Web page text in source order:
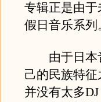
专辑正是由
假日音乐系列
由于日本音
己的民族特征
并没有太多